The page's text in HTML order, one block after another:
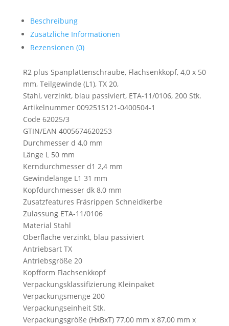
Beschreibung
Zusätzliche Informationen
Rezensionen (0)
R2 plus Spanplattenschraube, Flachsenkkopf, 4,0 x 50
mm, Teilgewinde (L1), TX 20,
Stahl, verzinkt, blau passiviert, ETA-11/0106, 200 Stk.
Artikelnummer 009251S121-0400504-1
Code 62025/3
GTIN/EAN 4005674620253
Durchmesser d 4,0 mm
Länge L 50 mm
Kerndurchmesser d1 2,4 mm
Gewindelänge L1 31 mm
Kopfdurchmesser dk 8,0 mm
Zusatzfeatures Fräsrippen Schneidkerbe
Zulassung ETA-11/0106
Material Stahl
Oberfläche verzinkt, blau passiviert
Antriebsart TX
Antriebsgröße 20
Kopfform Flachsenkkopf
Verpackungsklassifizierung Kleinpaket
Verpackungsmenge 200
Verpackungseinheit Stk.
Verpackungsgröße (HxBxT) 77,00 mm x 87,00 mm x